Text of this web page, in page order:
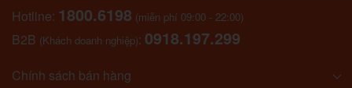
Hotline: 1800.6198 (miễn phí 09:00 - 22:00)
B2B (Khách doanh nghiệp): 0918.197.299
Chính sách bán hàng